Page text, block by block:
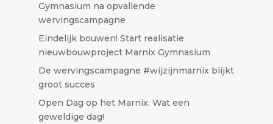
Gymnasium na opvallende
wervingscampagne
Eindelijk bouwen! Start realisatie
nieuwbouwproject Marnix Gymnasium
De wervingscampagne #wijzijnmarnix blijkt
groot succes
Open Dag op het Marnix: Wat een
geweldige dag!